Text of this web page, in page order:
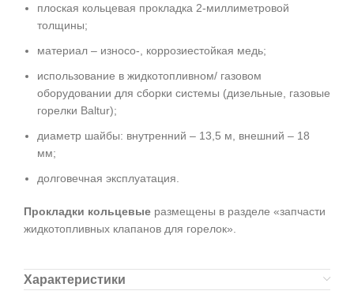
плоская кольцевая прокладка 2-миллиметровой
толщины;
материал – износо-, коррозиестойкая медь;
использование в жидкотопливном/ газовом
оборудовании для сборки системы (дизельные, газовые
горелки Baltur);
диаметр шайбы: внутренний – 13,5 м, внешний – 18
мм;
долговечная эксплуатация.
Прокладки кольцевые размещены в разделе «запчасти
жидкотопливных клапанов для горелок».
Характеристики